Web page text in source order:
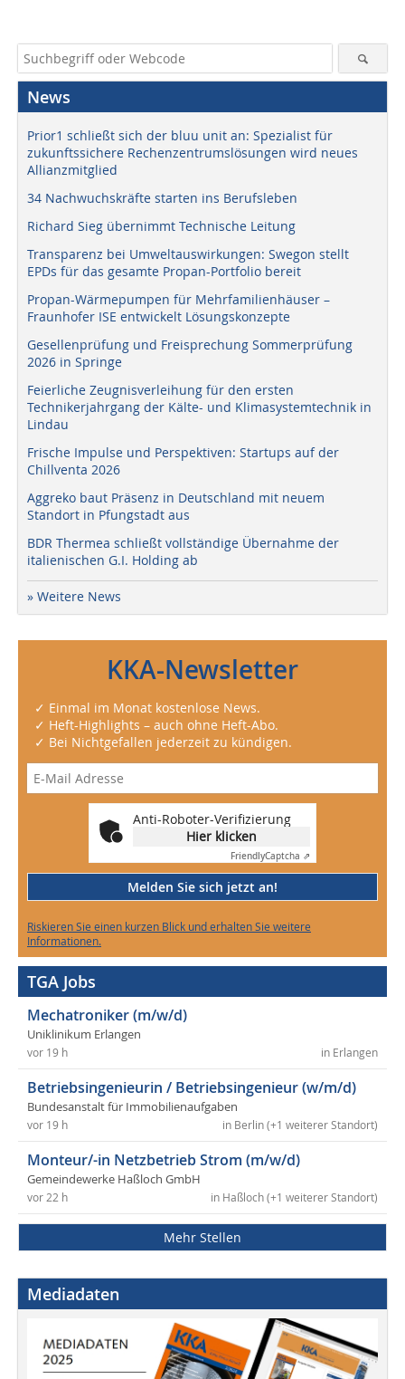
News
Prior1 schließt sich der bluu unit an: Spezialist für
zukunftssichere Rechenzentrumslösungen wird neues
Allianzmitglied
34 Nachwuchskräfte starten ins Berufsleben
Richard Sieg übernimmt Technische Leitung
Transparenz bei Umweltauswirkungen: Swegon stellt
EPDs für das gesamte Propan-Portfolio bereit
Propan-Wärmepumpen für Mehrfamilienhäuser –
Fraunhofer ISE entwickelt Lösungskonzepte
Gesellenprüfung und Freisprechung Sommerprüfung
2026 in Springe
Feierliche Zeugnisverleihung für den ersten
Technikerjahrgang der Kälte- und Klimasystemtechnik in
Lindau
Frische Impulse und Perspektiven: Startups auf der
Chillventa 2026
Aggreko baut Präsenz in Deutschland mit neuem
Standort in Pfungstadt aus
BDR Thermea schließt vollständige Übernahme der
italienischen G.I. Holding ab
» Weitere News
KKA-Newsletter
✓ Einmal im Monat kostenlose News.
✓ Heft-Highlights – auch ohne Heft-Abo.
✓ Bei Nichtgefallen jederzeit zu kündigen.
Anti-Roboter-Verifizierung
Hier klicken
FriendlyCaptcha ⇗
Melden Sie sich jetzt an!
Riskieren Sie einen kurzen Blick und erhalten Sie weitere
Informationen.
TGA Jobs
Mechatroniker (m/w/d)
Uniklinikum Erlangen
in Erlangen
vor 19 h
Betriebsingenieurin / Betriebsingenieur (w/m/d)
Bundesanstalt für Immobilienaufgaben
in Berlin (+1 weiterer Standort)
vor 19 h
Monteur/-in Netzbetrieb Strom (m/w/d)
Gemeindewerke Haßloch GmbH
in Haßloch (+1 weiterer Standort)
vor 22 h
Mehr Stellen
Mediadaten